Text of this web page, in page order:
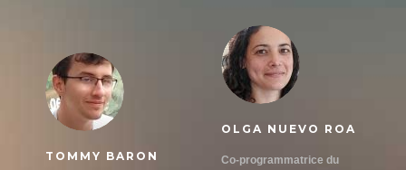
TOMMY BARON
OLGA NUEVO ROA
Co-programmatrice du